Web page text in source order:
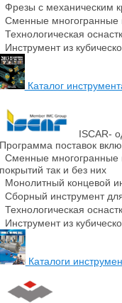
Фрезы с механическим
Сменные многогранные
Технологическая
Инструмент из
Каталог
ISCAR-
Программа поставок
Сменные многогранные
покрытий так и без них
Монолитный концевой
Сборный инструмент
Технологическая
Инструмент из
Каталоги